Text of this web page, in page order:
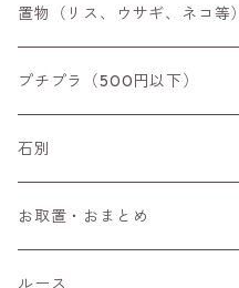
空枠
リング
ペンダントトップ
ブローチ
チャーム
置物（リス、ウサギ、ネコ等）
プチプラ（500円以下）
石別
アイオライト
アウイナイト
お取置・おまとめ
ルース